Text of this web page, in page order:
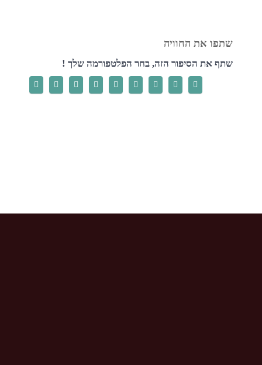
שתף את הסיפור הזה, בחר הפלטפורמה שלך !